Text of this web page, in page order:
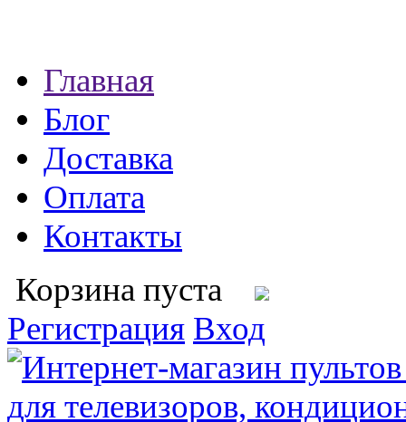
Главная
Блог
Доставка
Оплата
Контакты
Корзина пуста
Регистрация Вход